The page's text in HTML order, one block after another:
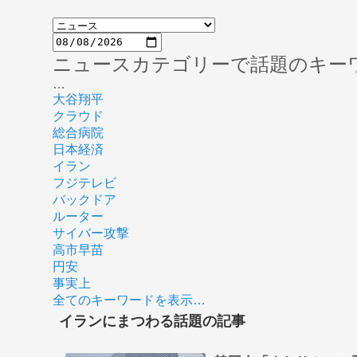
ニュースカテゴリーで話題のキー
…
大谷翔平
クラウド
総合病院
日本経済
イラン
フジテレビ
バックドア
ルーター
サイバー攻撃
高市早苗
円安
事実上
全てのキーワードを表示…
イランにまつわる話題の記事